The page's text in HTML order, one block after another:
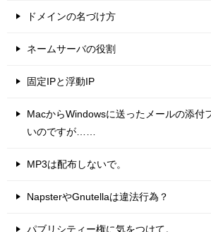
ドメインの名づけ方
ネームサーバの役割
固定IPと浮動IP
MacからWindowsに送ったメールの添付
いのですが……
MP3は配布しないで。
NapsterやGnutellaは違法行為？
パブリシティー権に気をつけて。